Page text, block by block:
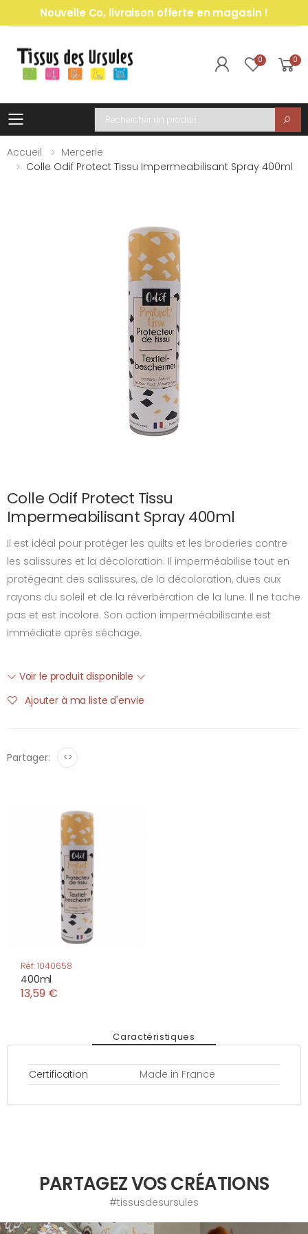
Nouvelle Co, livraison offerte en magasin !
0 0
Toggle mobile menu
Recherche
Accueil
Mercerie
Colle Odif Protect Tissu Impermeabilisant Spray 400ml
Colle Odif Protect Tissu
Impermeabilisant Spray 400ml
Il est idéal pour protéger les quilts et les broderies contre
les salissures et la décoloration. Il imperméabilise tout en
protégeant des salissures, de la décoloration, dues aux
rayons du soleil et de la réverbération de la lune. Il ne tache
pas et est incolore. Son action imperméabilisante est
immédiate après séchage.
Voir le produit disponible
Ajouter à ma liste d'envie
Partager: <>
Réf: 1040658
400ml
13,59 €
Caractéristiques
Certification Made in France
PARTAGEZ VOS CRÉATIONS
#tissusdesursules